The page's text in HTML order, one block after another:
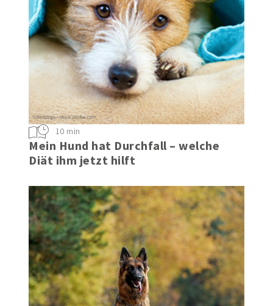
Mein Hund hat Durchfall – welche
Diät ihm jetzt hilft
10 min